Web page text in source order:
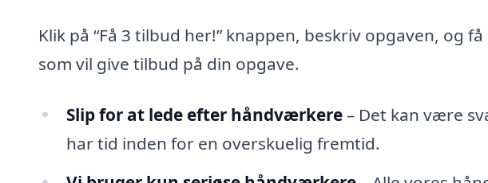
Klik på “Få 3 tilbud her!” knappen, beskriv opgaven, og
som vil give tilbud på din opgave.
Slip for at lede efter håndværkere– Det kan være
har tid inden for en overskuelig fremtid.